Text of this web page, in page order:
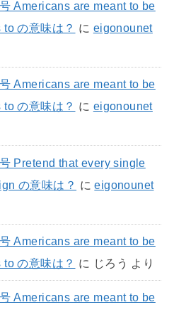
Americans are meant to be
の意味は？ に eigonounet
Americans are meant to be
の意味は？ に eigonounet
Pretend that every single
の意味は？ にeigonounet
Americans are meant to be
の意味は？ に じろう より
Americans are meant to be